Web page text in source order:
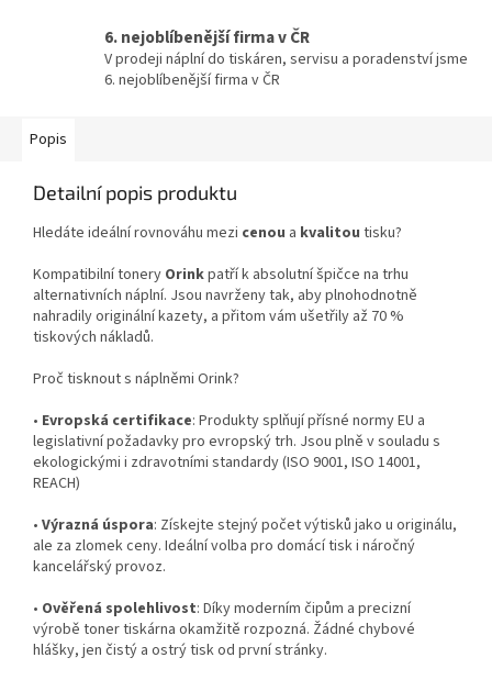
6. nejoblíbenější firma v ČR
V prodeji náplní do tiskáren, servisu a poradenství jsme
6. nejoblíbenější firma v ČR
Popis
Detailní popis produktu
Hledáte ideální rovnováhu mezi cenou a kvalitou tisku?
Kompatibilní tonery Orinkpatří k absolutní špičce na trhu
alternativních náplní. Jsou navrženy tak, aby plnohodnotně
nahradily originální kazety, a přitom vám ušetřily až 70 %
tiskových nákladů.
Proč tisknout s náplněmi Orink?
• Evropská certifikace: Produkty splňují přísné normy EU a
legislativní požadavky pro evropský trh. Jsou plně v souladu s
ekologickými i zdravotními standardy (ISO 9001, ISO 14001,
REACH)
• Výrazná úspora: Získejte stejný počet výtisků jako u originálu,
ale za zlomek ceny. Ideální volba pro domácí tisk i náročný
kancelářský provoz.
• Ověřená spolehlivost: Díky moderním čipům a precizní
výrobě toner tiskárna okamžitě rozpozná. Žádné chybové
hlášky, jen čistý a ostrý tisk od první stránky.